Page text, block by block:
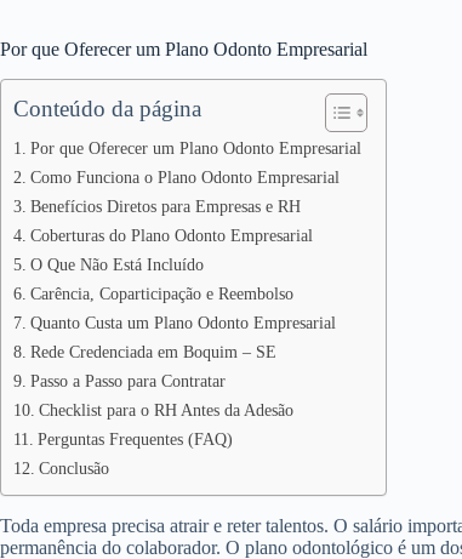
Por que Oferecer um Plano Odonto Empresarial
Conteúdo da página
Por que Oferecer um Plano Odonto Empresarial
Como Funciona o Plano Odonto Empresarial
Benefícios Diretos para Empresas e RH
Coberturas do Plano Odonto Empresarial
O Que Não Está Incluído
Carência, Coparticipação e Reembolso
Quanto Custa um Plano Odonto Empresarial
Rede Credenciada em Boquim – SE
Passo a Passo para Contratar
Checklist para o RH Antes da Adesão
Perguntas Frequentes (FAQ)
Conclusão
Toda empresa precisa atrair e reter talentos. O salário
permanência do colaborador. O plano odontológico é um